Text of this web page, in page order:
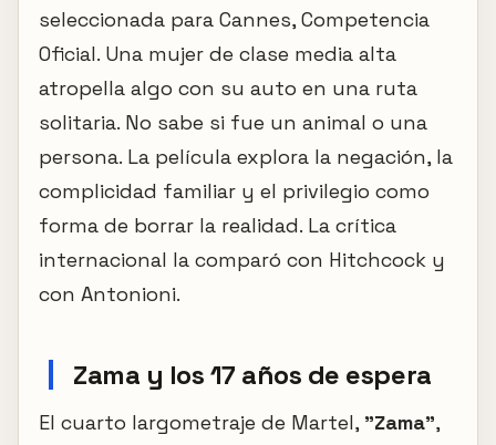
seleccionada para Cannes, Competencia
Oficial. Una mujer de clase media alta
atropella algo con su auto en una ruta
solitaria. No sabe si fue un animal o una
persona. La película explora la negación, la
complicidad familiar y el privilegio como
forma de borrar la realidad. La crítica
internacional la comparó con Hitchcock y
con Antonioni.
Zama y los 17 años de espera
El cuarto largometraje de Martel,"Zama",